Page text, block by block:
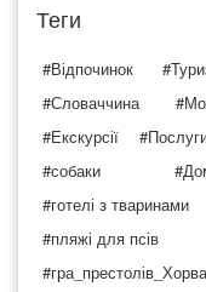
Теги
#Відпочинок
#Словаччина
#Екскурсії
#собаки
#готелі з тваринами
#пляжі для псів